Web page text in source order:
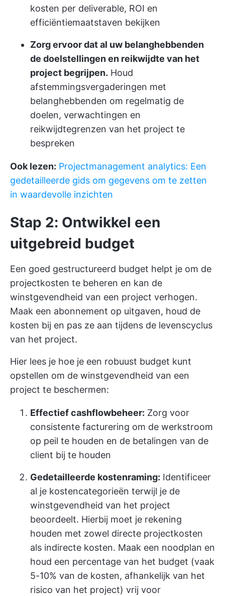
kosten per deliverable, ROI en
efficiëntiemaatstaven bekijken
Zorg ervoor dat al uw belanghebbenden
de doelstellingen en reikwijdte van het
project begrijpen. Houd
afstemmingsvergaderingen met
belanghebbenden om regelmatig de
doelen, verwachtingen en
reikwijdtegrenzen van het project te
bespreken
Ook lezen: Projectmanagement analytics: Een
gedetailleerde gids om gegevens om te zetten
in waardevolle inzichten
Stap 2: Ontwikkel een
uitgebreid budget
Een goed gestructureerd budget helpt je om de
projectkosten te beheren en kan de
winstgevendheid van een project verhogen.
Maak een abonnement op uitgaven, houd de
kosten bij en pas ze aan tijdens de levenscyclus
van het project.
Hier lees je hoe je een robuust budget kunt
opstellen om de winstgevendheid van een
project te beschermen:
Effectief cashflowbeheer: Zorg voor
consistente facturering om de werkstroom
op peil te houden en de betalingen van de
client bij te houden
Gedetailleerde kostenraming: Identificeer
al je kostencategorieën terwijl je de
winstgevendheid van het project
beoordeelt. Hierbij moet je rekening
houden met zowel directe projectkosten
als indirecte kosten. Maak een noodplan en
houd een percentage van het budget (vaak
5-10% van de kosten, afhankelijk van het
risico van het project) vrij voor